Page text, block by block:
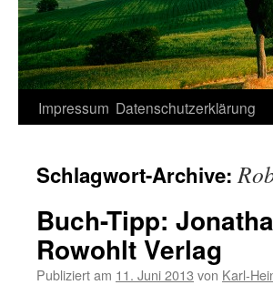
Zum
springen
Impressum Datenschutzerklärung
Schlagwort-Archive:
Buch-Tipp:
Rowohlt Verlag
Publiziert am 11. Juni 2013 von Karl-